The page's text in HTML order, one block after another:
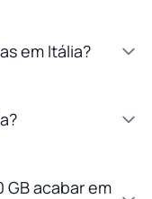
em Itália?
GB acabar em